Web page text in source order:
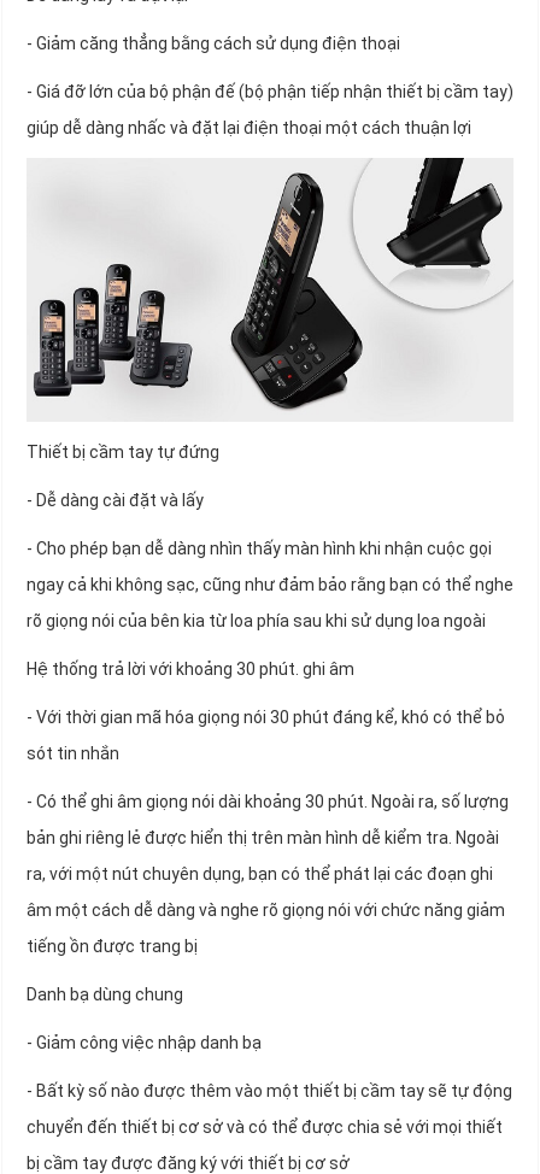
- Giảm căng thẳng bằng cách sử dụng điện thoại
- Giá đỡ lớn của bộ phận đế (bộ phận tiếp nhận thiết bị cầm tay)
giúp dễ dàng nhấc và đặt lại điện thoại một cách thuận lợi
Thiết bị cầm tay tự đứng
- Dễ dàng cài đặt và lấy
- Cho phép bạn dễ dàng nhìn thấy màn hình khi nhận cuộc gọi
ngay cả khi không sạc, cũng như đảm bảo rằng bạn có thể nghe
rõ giọng nói của bên kia từ loa phía sau khi sử dụng loa ngoài
Hệ thống trả lời với khoảng 30 phút. ghi âm
- Với thời gian mã hóa giọng nói 30 phút đáng kể, khó có thể bỏ
sót tin nhắn
- Có thể ghi âm giọng nói dài khoảng 30 phút. Ngoài ra, số lượng
bản ghi riêng lẻ được hiển thị trên màn hình dễ kiểm tra. Ngoài
ra, với một nút chuyên dụng, bạn có thể phát lại các đoạn ghi
âm một cách dễ dàng và nghe rõ giọng nói với chức năng giảm
tiếng ồn được trang bị
Danh bạ dùng chung
- Giảm công việc nhập danh bạ
- Bất kỳ số nào được thêm vào một thiết bị cầm tay sẽ tự động
chuyển đến thiết bị cơ sở và có thể được chia sẻ với mọi thiết
bị cầm tay được đăng ký với thiết bị cơ sở